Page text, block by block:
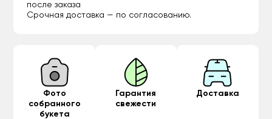
после заказа
Срочная доставка — по согласованию.
Фото
собранного
букета
Гарантия
свежести
Доставка